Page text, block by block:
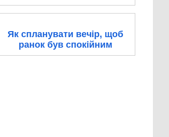
Як спланувати вечір, щоб
ранок був спокійним